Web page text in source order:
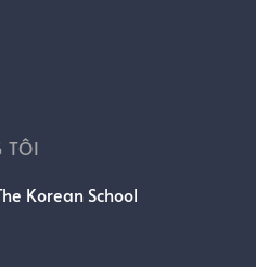
TÔI
Korean School